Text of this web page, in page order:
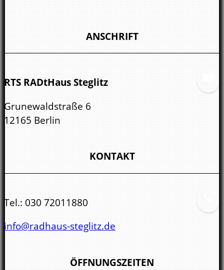
ANSCHRIFT
RTS RADtHaus Steglitz
Grunewaldstraße 6
12165 Berlin
KONTAKT
Tel.: 030 72011880
info@radhaus-steglitz.de
ÖFFNUNGSZEITEN